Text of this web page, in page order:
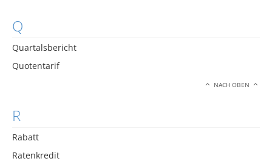
Q
Quartalsbericht
Quotentarif
NACH OBEN
R
Rabatt
Ratenkredit